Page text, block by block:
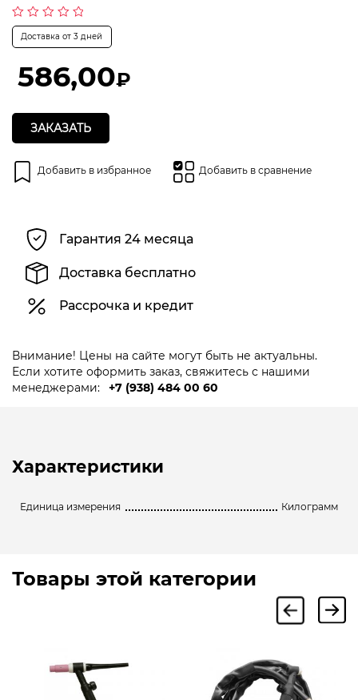
Оценка
из
Доставка от 3 дней
586,00₽
ЗАКАЗАТЬ
Добавить в избранное Добавить в сравнение
Гарантия 24 месяца
Доставка бесплатно
Рассрочка и кредит
Внимание! Цены на сайте могут быть не актуальны.
Если хотите оформить заказ, свяжитесь с нашими
менеджерами:
+7 (938) 484 00 60
Характеристики
Единица измерения Килограмм
Товары этой категории